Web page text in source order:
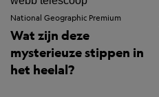
National Geographic Premium
Wat zijn deze
mysterieuze stippen in
het heelal?